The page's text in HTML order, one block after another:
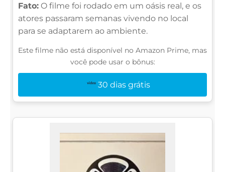
Fato: O filme foi rodado em um oásis real, e os
atores passaram semanas vivendo no local
para se adaptarem ao ambiente.
Este filme não está disponível no Amazon Prime, mas
você pode usar o bônus:
30 dias grátis